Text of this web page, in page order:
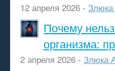
12 апреля 2026 -
Почему
организма:
2 апреля 2026 - Злюка